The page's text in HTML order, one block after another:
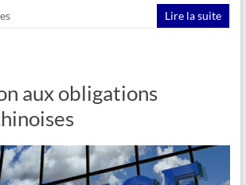
Lire la suite
aux obligations